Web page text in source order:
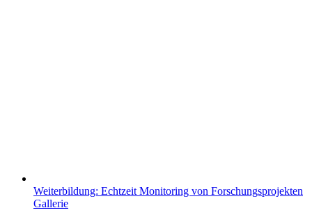
Weiterbildung: Echtzeit Monitoring von Forschungsprojekten
Gallerie